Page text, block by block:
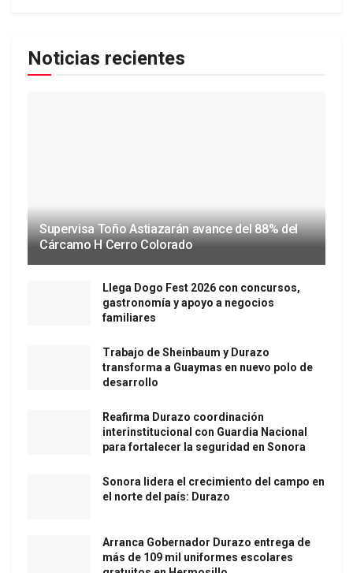
Noticias recientes
Supervisa Toño Astiazarán avance del 88% del
Cárcamo H Cerro Colorado
Llega Dogo Fest 2026 con concursos,
gastronomía y apoyo a negocios
familiares
Trabajo de Sheinbaum y Durazo
transforma a Guaymas en nuevo polo de
desarrollo
Reafirma Durazo coordinación
interinstitucional con Guardia Nacional
para fortalecer la seguridad en Sonora
Sonora lidera el crecimiento del campo en
el norte del país: Durazo
Arranca Gobernador Durazo entrega de
más de 109 mil uniformes escolares